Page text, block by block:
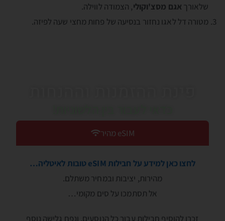
שלאורך אגם מסצ'וקולי, הצמודה לווילה.
מטורה דל לאגו נחזור בנסיעה של פחות מחצי שעה לפיזה.
eSIM מהיר
לחצו כאן למידע על חבילות eSIM טובות לאיטליה…
מהירות, יציבות ובמחיר משתלם.
אל תסתמכו על סים מקומי…
זכרו להוסיף חבילות עבור כל הנוסעים, ונפח גלישה נוסף